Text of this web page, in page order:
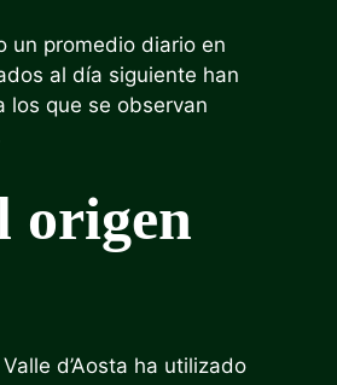
un promedio diario en
al día siguiente han
los que se observan
origen
d’Aosta ha utilizado